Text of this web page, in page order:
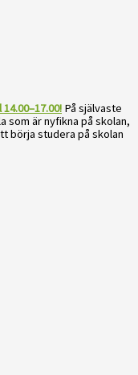
På självaste
som är nyfikna på skolan,
börja studera på skolan